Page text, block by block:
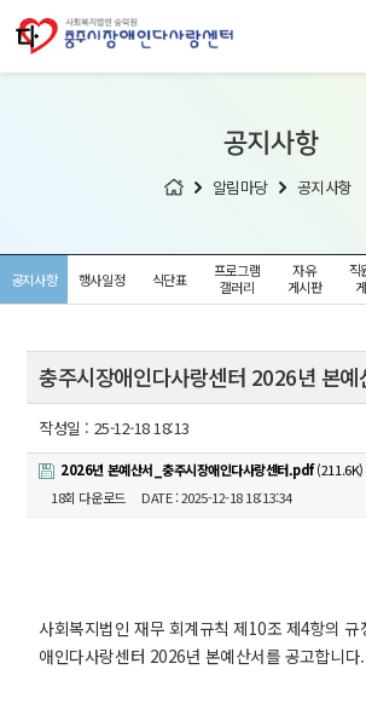
공지사항
알림마당 공지사항
공지사항 행사일정 식단표
프로그램
갤러리
자유
게시판
직
충주시장애인다사랑센터 2026년 본예
작성일 : 25-12-18 18:13
2026년 본예산서_충주시장애인다사랑센터.pdf(211.6K)
18회 다운로드
DATE : 2025-12-18 18:13:34
사회복지법인 재무 회계규칙 제10조 제4항의
애인다사랑센터 2026년 본예산서를 공고합니다.